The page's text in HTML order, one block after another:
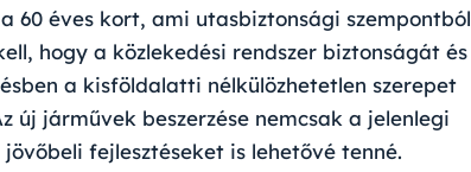
60 éves kort, ami utasbiztonsági szempontból
hogy a közlekedési rendszer biztonságát és
a kisföldalatti nélkülözhetetlen szerepet
új járművek beszerzése nemcsak a jelenlegi
fejlesztéseket is lehetővé tenné.